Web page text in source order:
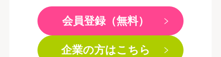
会員登録（無料）
企業の方はこちら